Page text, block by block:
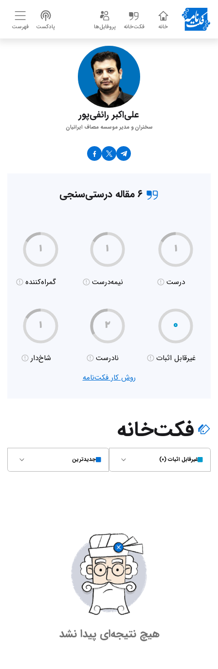
خانه فکت‌خانه پروفایل‌ها پادکست فهرست
علی‌اکبر رائفی‌پور
سخنران و مدیر موسسه مصاف ایرانیان
۶ مقاله درستی‌سنجی
۱
درست
۱
نیمه‌درست
۱
گمراه‌کننده
۰
غیر‌قابل اثبات
۲
نادرست
۱
شاخ‌دار
روش کار فکت‌نامه
فکت‌خانه
غیر‌قابل اثبات (۰) جدیدترین
هیچ نتیجه‌ای پیدا نشد